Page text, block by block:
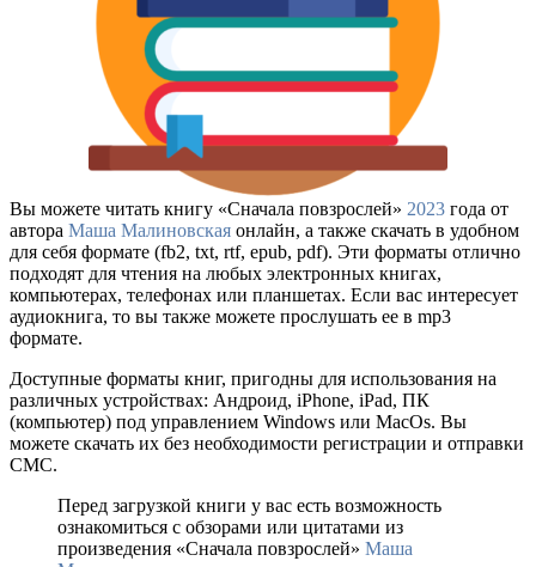
Вы можете читать книгу «Сначала повзрослей» 2023 года от
автора Маша Малиновская онлайн, а также скачать в удобном
для себя формате (fb2, txt, rtf, epub, pdf). Эти форматы отлично
подходят для чтения на любых электронных книгах,
компьютерах, телефонах или планшетах. Если вас интересует
аудиокнига, то вы также можете прослушать ее в mp3
формате.
Доступные форматы книг, пригодны для использования на
различных устройствах: Андроид, iPhone, iPad, ПК
(компьютер) под управлением Windows или MacOs. Вы
можете скачать их без необходимости регистрации и отправки
СМС.
Перед загрузкой книги у вас есть возможность
ознакомиться с обзорами или цитатами из
произведения «Сначала повзрослей» Маша